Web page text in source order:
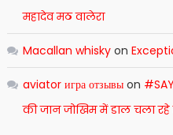
महादेव मठ वालेरा
Macallan whiskyon
aviator игра отзывыon
की जान जोखिम में डाल चला